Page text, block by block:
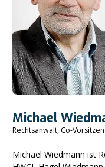
Michael
Rechtsanwalt, Co-
Michael Wiedmann ist